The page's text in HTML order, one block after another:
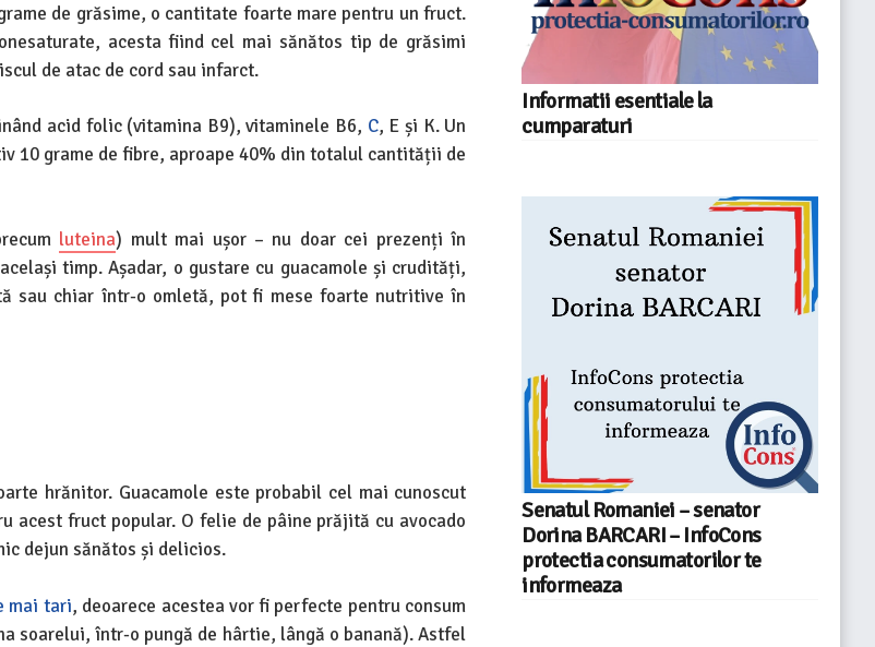
de grăsime, o cantitate foarte mare pentru un fruct.
acesta fiind cel mai sănătos tip de grăsimi
de atac de cord sau infarct.
acid folic (vitamina B9), vitaminele B6, C, E și K. Un
10 grame de fibre, aproape 40% din totalul cantității de
luteina) mult mai ușor – nu doar cei prezenți în
timp. Așadar, o gustare cu guacamole și crudități,
sau chiar într-o omletă, pot fi mese foarte nutritive în
hrănitor. Guacamole este probabil cel mai cunoscut
acest fruct popular. O felie de pâine prăjită cu avocado
dejun sănătos și delicios.
mai tari, deoarece acestea vor fi perfecte pentru consum
soarelui, într-o pungă de hârtie, lângă o banană). Astfel
Informatii esentiale la
cumparaturi
Senatul Romaniei – senator
Dorina BARCARI – InfoCons
protectia consumatorilor te
informeaza